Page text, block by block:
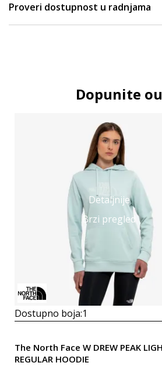
Proveri dostupnost u radnjama
Dopunite
Detaljnije
Brzi pregled
Dostupno boja:1
The North Face W DREW PEAK
REGULAR HOODIE